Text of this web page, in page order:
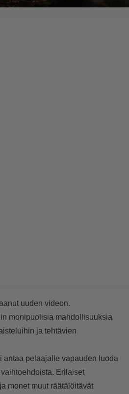
uuden videon.
monipuolisia mahdollisuuksia
ja tehtävien
antaa pelaajalle vapauden luoda
Erilaiset
monet muut räätälöitävät